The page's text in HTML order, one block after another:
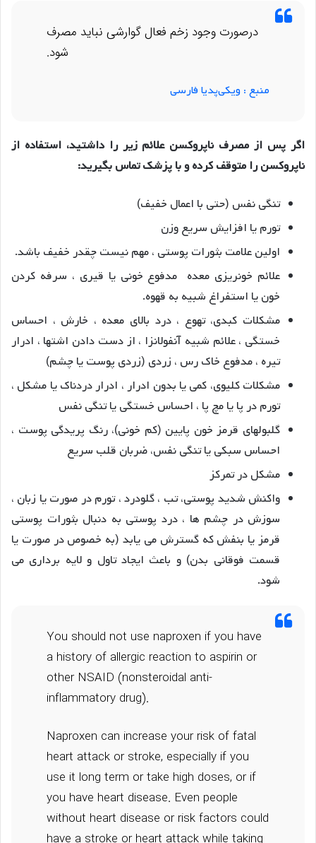
درصورت وجود زخم فعال گوارشی نباید مصرف
شود.
منبع : ویکی‌پدیا فارسی
اگر پس از مصرف ناپروکسن علائم زیر را داشتید، استفاده از
ناپروکسن را متوقف کرده و با پزشک تماس بگیرید:
تنگی نفس (حتی با اعمال خفیف)
تورم یا افزایش سریع وزن
اولین علامت بثورات پوستی ، مهم نیست چقدر خفیف باشد.
علائم خونریزی معده مدفوع خونی یا قیری ، سرفه کردن
خون یا استفراغ شبیه به قهوه.
مشکلات کبدی، تهوع ، درد بالای معده ، خارش ، احساس
خستگی ، علائم شبیه آنفولانزا ، از دست دادن اشتها ، ادرار
تیره ، مدفوع خاک رس ، زردی (زردی پوست یا چشم)
مشکلات کلیوی، کمی یا بدون ادرار ، ادرار دردناک یا مشکل ،
تورم در پا یا مچ پا ، احساس خستگی یا تنگی نفس
گلبولهای قرمز خون پایین (کم خونی)، رنگ پریدگی پوست ،
احساس سبکی یا تنگی نفس، ضربان قلب سریع
مشکل در تمرکز
واکنش شدید پوستی، تب ، گلودرد ، تورم در صورت یا زبان ،
سوزش در چشم ها ، درد پوستی به دنبال بثورات پوستی
قرمز یا بنفش که گسترش می یابد (به خصوص در صورت یا
قسمت فوقانی بدن) و باعث ایجاد تاول و لایه برداری می
شود.
You should not use naproxen if you have
a history of allergic reaction to aspirin or
other NSAID (nonsteroidal anti-
inflammatory drug).
Naproxen can increase your risk of fatal
heart attack or stroke, especially if you
use it long term or take high doses, or if
you have heart disease. Even people
without heart disease or risk factors could
have a stroke or heart attack while taking